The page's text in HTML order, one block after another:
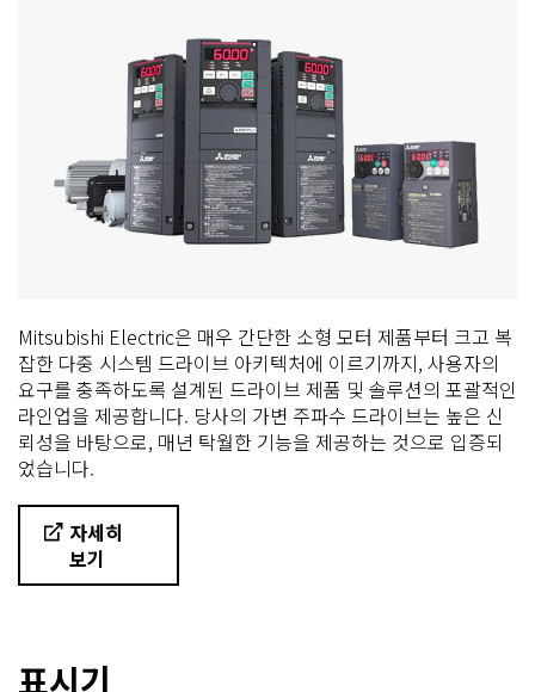
Mitsubishi Electric은 매우 간단한 소형 모터 제품부터 크고 복
잡한 다중 시스템 드라이브 아키텍처에 이르기까지, 사용자의
요구를 충족하도록 설계된 드라이브 제품 및 솔루션의 포괄적인
라인업을 제공합니다. 당사의 가변 주파수 드라이브는 높은 신
뢰성을 바탕으로, 매년 탁월한 기능을 제공하는 것으로 입증되
었습니다.
자세히
보기
표시기